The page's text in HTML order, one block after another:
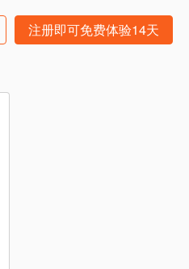
注册即可免费体验14天